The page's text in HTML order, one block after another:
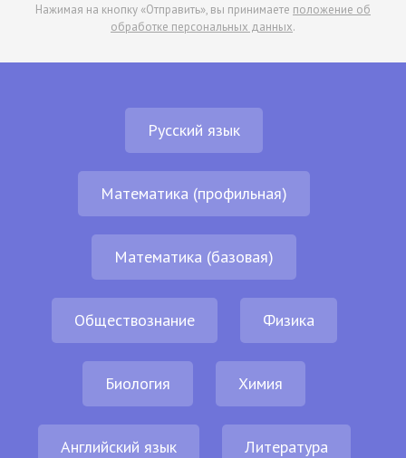
Нажимая на кнопку «Отправить», вы принимаете положение об
обработке персональных данных.
Русский язык
Математика (профильная)
Математика (базовая)
Обществознание Физика
Биология Химия
Английский язык Литература